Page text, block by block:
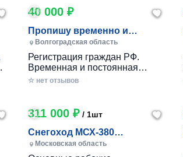
40 000 ₽
Пропишу временно и
постоянно в Волжском
Волгоградская область
Регистрация граждан РФ.
Временная и постоянная
официально через мфц.
☆ нет отзывов
311 000 ₽/ 1шт
Снегоход МСХ-380
(20л.с.-11А-РС, Вариатор,
Московская область